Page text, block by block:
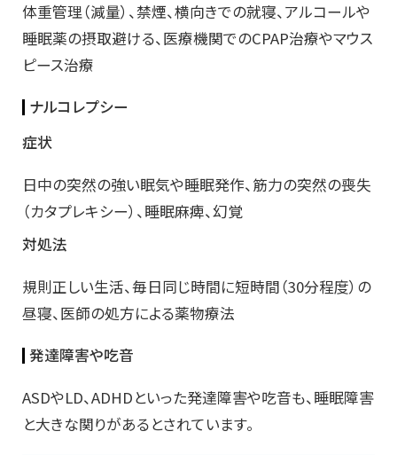
体重管理（減量）、禁煙、横向きでの就寝、アルコールや
睡眠薬の摂取避ける、医療機関でのCPAP治療やマウス
ピース治療
ナルコレプシー
症状
日中の突然の強い眠気や睡眠発作、筋力の突然の喪失
（カタプレキシー）、睡眠麻痺、幻覚
対処法
規則正しい生活、毎日同じ時間に短時間（30分程度）の
昼寝、医師の処方による薬物療法
発達障害や吃音
ASDやLD、ADHDといった発達障害や吃音も、睡眠障害
と大きな関りがあるとされています。